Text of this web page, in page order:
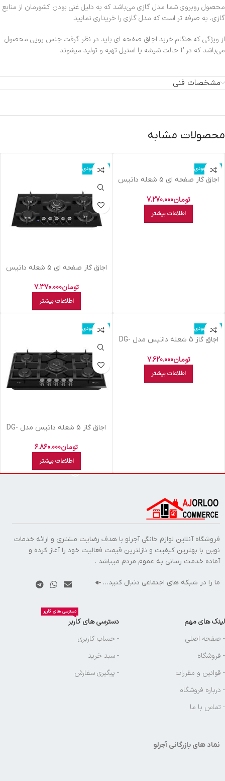
محصول روبروی شما مدل گازی می‌باشد که به دلیل غنی بودن کشورمان از منابع
گازی، به صرفه تر است که مدل گازی را خریداری نمایید.
از ویژگی که هنگام خرید اجاق صفحه ای باید در نظر گرفت جنس رویی محصول
می‌باشد که در 2 حالت شیشه یا استیل تهیه و تولید میشوند.
مشخصات فنی
محصولات مشابه
اتمام موجودی
اجاق گاز صفحه ای 5 شعله داتیس
تومان7.270.000
اطلاعات بیشتر
اتمام موجودی
اجاق گاز صفحه ای 5 شعله داتیس
تومان7.370.000
اطلاعات بیشتر
اتمام موجودی
اجاق گاز 5 شعله داتیس مدل DG-
تومان7.620.000
اطلاعات بیشتر
اتمام موجودی
اجاق گاز 5 شعله داتیس مدل DG-
تومان6.860.000
اطلاعات بیشتر
فروشگاه آنلاین لوازم خانگی آجرلو با هدف رضایت مشتری و ارائه خدمات
نوین با بهترین کیفیت و نازلترین قیمت فعالیت خود را آغاز کرده و
آماده خدمت رسانی به عموم مردم میباشد .
ما را در شبکه های اجتماعی دنبال کنید…
لینک های مهم
- صفحه اصلی
- فروشگاه
- قوانین و مقررات
- درباره فروشگاه
- تماس با ما
دسترسی های کاربر
دسترسی های کاربر
- حساب کاربری
- سبد خرید
- پیگیری سفارش
نماد های بازرگانی آجرلو